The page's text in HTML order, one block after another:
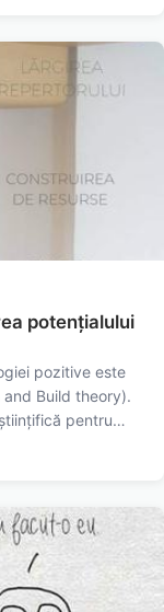
potențialului
pozitive este
Build theory).
pentru
de ce avem